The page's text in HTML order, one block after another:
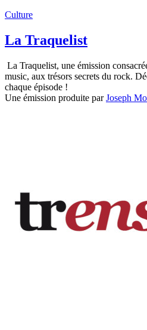
Culture
La Traquelist
La Traquelist, une émission
music, aux trésors secrets du rock.
chaque épisode !
Une émission produite parJoseph